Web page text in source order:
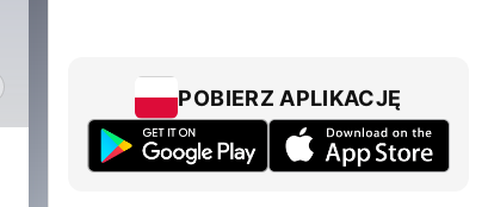
POBIERZ APLIKACJĘ